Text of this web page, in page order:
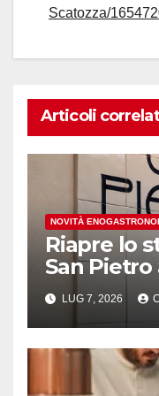
Scatozza/
Articoli
NOVITÀ
Riapre lo
San Pietro
gruppo
LUG 7, 2026